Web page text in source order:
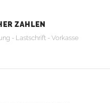
ZAHLEN
- Lastschrift - Vorkasse